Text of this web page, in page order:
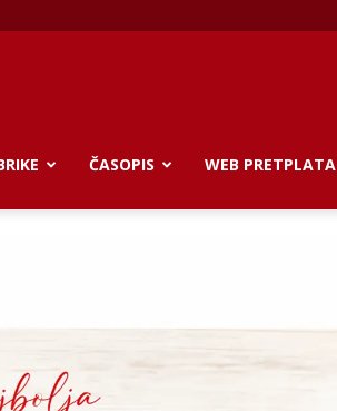
ČASOPIS WEB PRETPLATA